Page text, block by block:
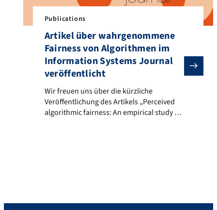
Publications
Artikel über wahrgenommene
Fairness von Algorithmen im
Information Systems Journal
veröffentlicht
Wir freuen uns über die kürzliche Veröffentlichung
Wir freuen uns über die kürzliche
Veröffentlichung des Artikels „Perceived
algorithmic fairness: An empirical study of